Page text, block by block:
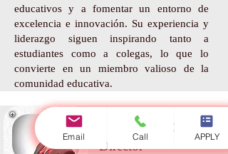
educativos y a fomentar un entorno de
excelencia e innovación. Su experiencia y
liderazgo siguen inspirando tanto a
estudiantes como a colegas, lo que lo
convierte en un miembro valioso de la
comunidad educativa.
Switzerland Offices
Director
Email Call APPLY